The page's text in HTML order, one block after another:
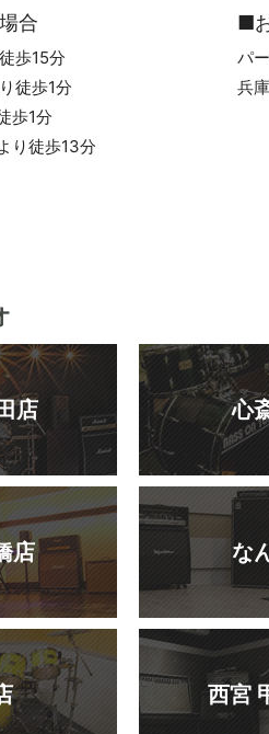
合
歩15分
徒歩1分
歩1分
り徒歩13分
■
パ
兵
店 心
店 な
西宮